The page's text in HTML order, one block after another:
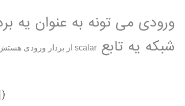
ورودی می تونه به عنوان یه
شبکه یه تابع scalar از بردار ورودی